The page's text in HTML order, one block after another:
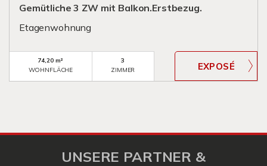
Gemütliche 3 ZW mit Balkon.Erstbezug.
Etagenwohnung
74,20 m²
WOHNFLÄCHE
3
ZIMMER
UNSERE PARTNER &